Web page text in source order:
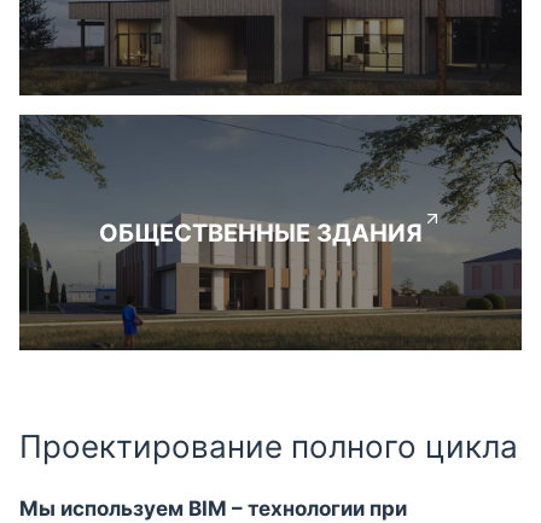
ОБЩЕСТВЕННЫЕ ЗДАНИЯ
Проектирование полного цикла
Мы используем BIM – технологии при